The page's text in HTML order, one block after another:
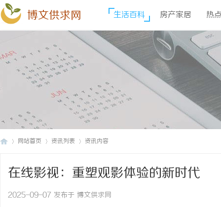
博文供求网 生活百科 房产家居 热
网站首页 资讯列表 资讯内容
在线影视：重塑观影体验的新时代
2025-09-07 发布于 博文供求网